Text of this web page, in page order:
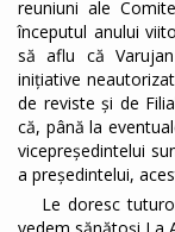
reuniuni ale
începutul anului
să aflu că
inițiative
de reviste și de
că, până la
vicepreședintelui
a președintelui,
Le doresc